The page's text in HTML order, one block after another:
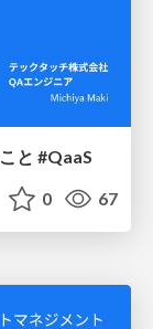
と #QaaS
0 67